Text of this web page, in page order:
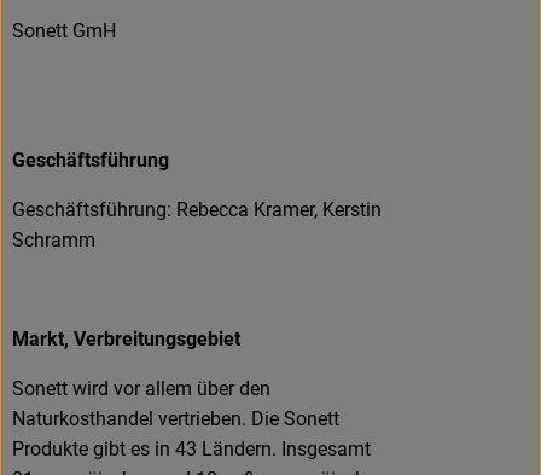
Sonett GmH
Geschäftsführung
Geschäftsführung: Rebecca Kramer, Kerstin
Schramm
Markt, Verbreitungsgebiet
Sonett wird vor allem über den
Naturkosthandel vertrieben. Die Sonett
Produkte gibt es in 43 Ländern. Insgesamt